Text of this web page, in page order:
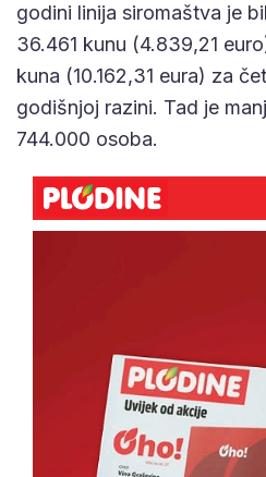
godini linija siromaštva je
36.461 kunu (4.839,21
kuna (10.162,31 eura) za
godišnjoj razini. Tad je
744.000 osoba.